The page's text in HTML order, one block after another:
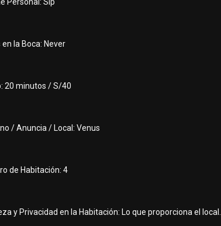
Personal: Sip
en la Boca: Never
20 minutos / S/40
/ Anuncia / Local: Venus
de Habitación: 4
y Privacidad en la Habitación: Lo que proporciona el local.